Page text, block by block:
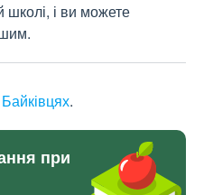
школі, і ви можете
.
при